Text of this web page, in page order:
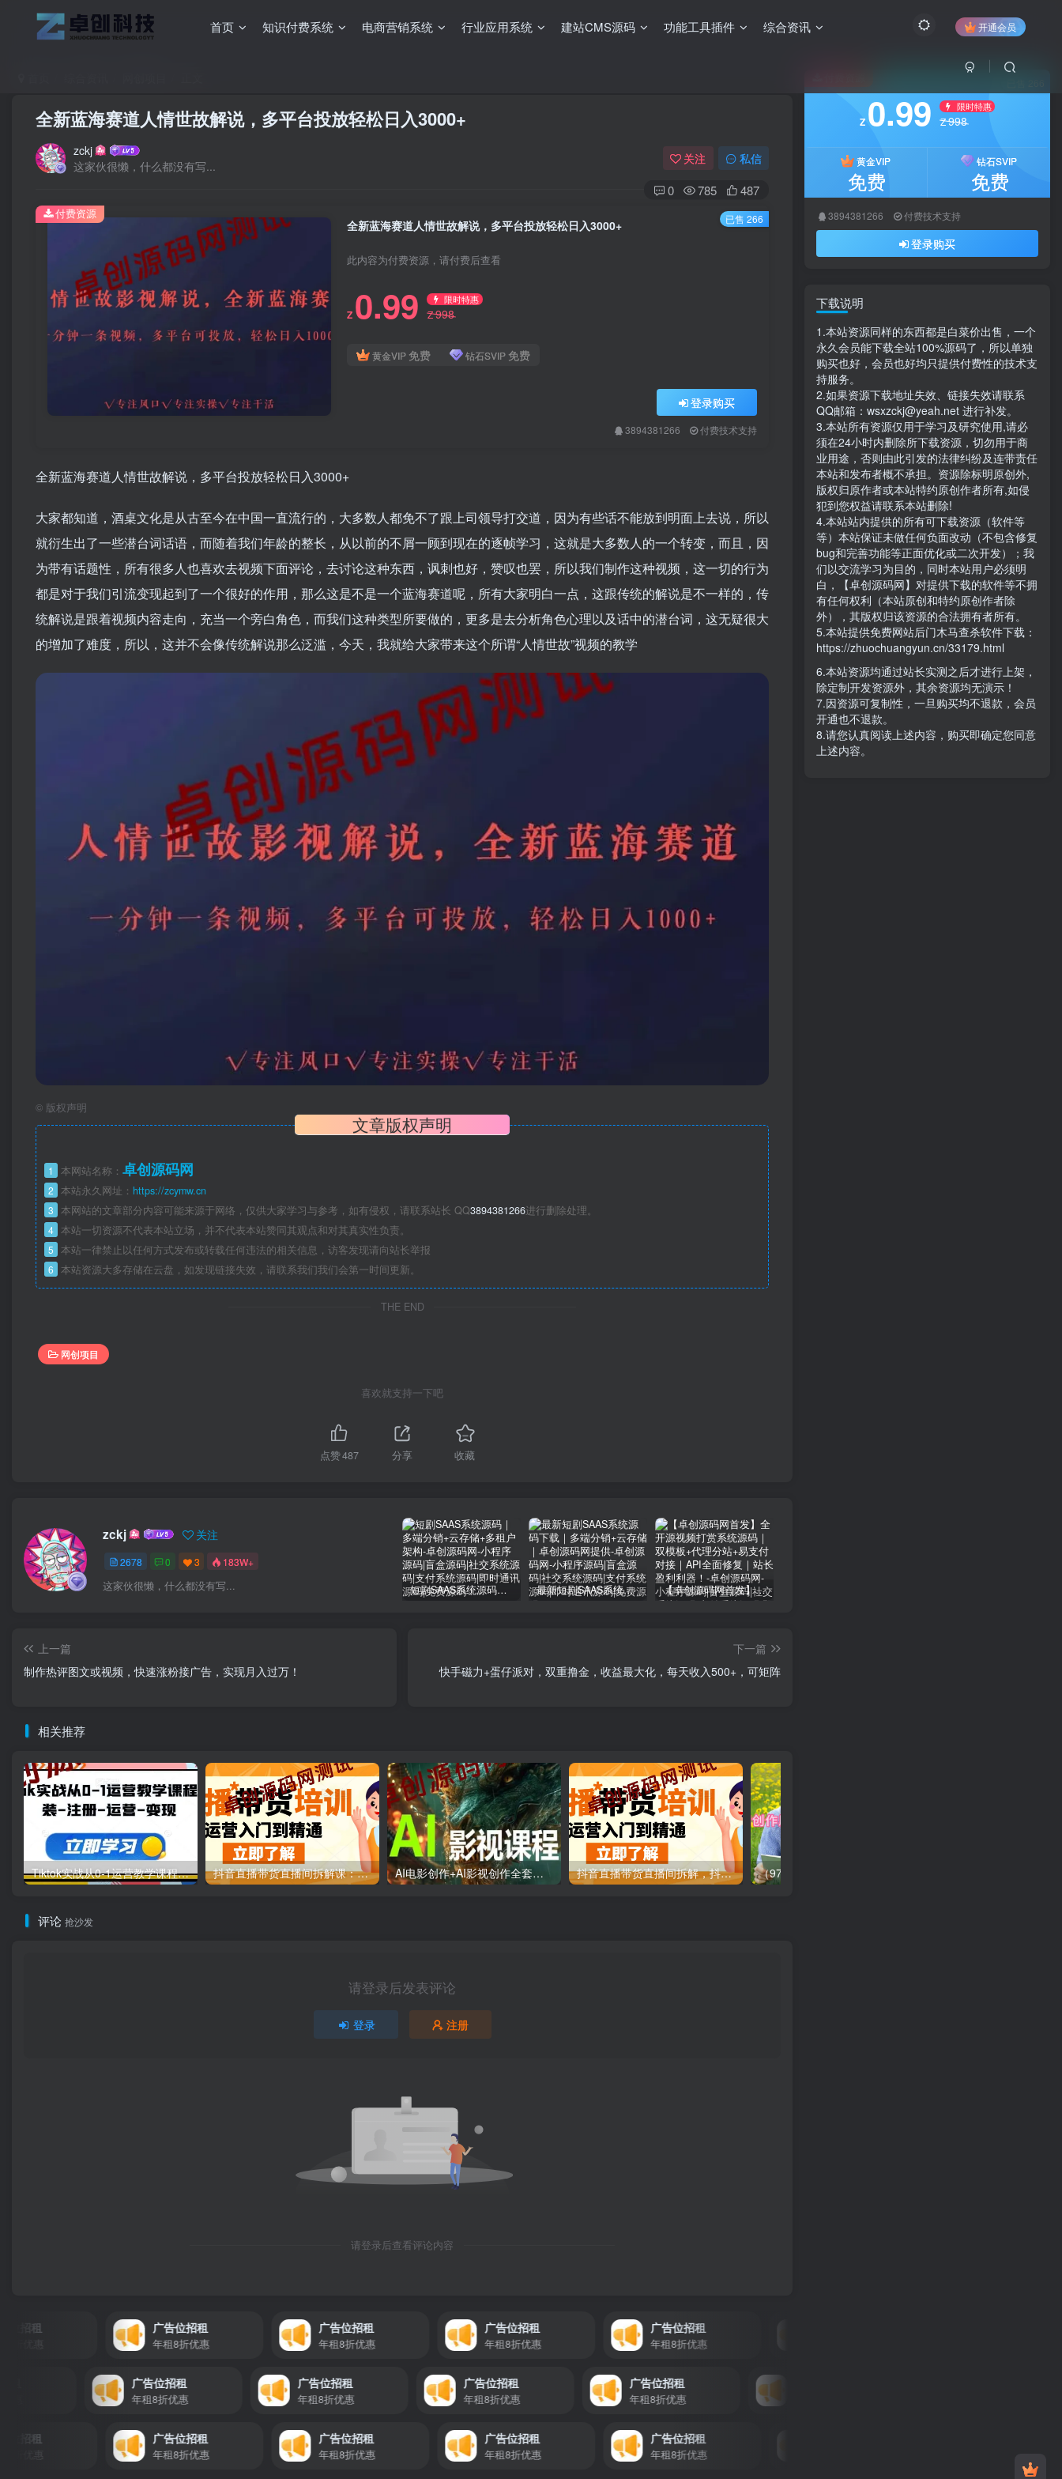
首页 知识付费系统 电商营销系统 行业应用系统 建站CMS源码 功能工具插件 综合资讯 开通会员
全新蓝海赛道人情世故解说，多平台投放轻松日入3000+
zckj
这家伙很懒，什么都没有写...
关注 私信
0 785 487
全新蓝海赛道人情世故解说，多平台投放轻松日入3000+
此内容为付费资源，请付费后查看
Z 0.99 限时特惠
Z998
黄金VIP 免费 钻石SVIP 免费
登录购买
3894381266 付费技术支持
付费资源 已售 266
全新蓝海赛道人情世故解说，多平台投放轻松日入3000+
大家都知道，酒桌文化是从古至今在中国一直流行的，大多数人都免不了跟上司领导打交道，因为有些话不能放到明面上去说，所以
就衍生出了一些潜台词话语，而随着我们年龄的整长，从以前的不屑一顾到现在的逐帧学习，这就是大多数人的一个转变，而且，因
为带有话题性，所有很多人也喜欢去视频下面评论，去讨论这种东西，讽刺也好，赞叹也罢，所以我们制作这种视频，这一切的行为
都是对于我们引流变现起到了一个很好的作用，那么这是不是一个蓝海赛道呢，所有大家明白一点，这跟传统的解说是不一样的，传
统解说是跟着视频内容走向，充当一个旁白角色，而我们这种类型所要做的，更多是去分析角色心理以及话中的潜台词，这无疑很大
的增加了难度，所以，这并不会像传统解说那么泛滥，今天，我就给大家带来这个所谓“人情世故”视频的教学
© 版权声明
文章版权声明
1 本网站名称： 卓创源码网
2 本站永久网址： https://zcymw.cn
3 本网站的文章部分内容可能来源于网络，仅供大家学习与参考，如有侵权，请联系站长 QQ3894381266进行删除处理。
4 本站一切资源不代表本站立场，并不代表本站赞同其观点和对其真实性负责。
5 本站一律禁止以任何方式发布或转载任何违法的相关信息，访客发现请向站长举报
6 本站资源大多存储在云盘，如发现链接失效，请联系我们我们会第一时间更新。
THE END
网创项目
喜欢就支持一下吧
点赞487 分享 收藏
zckj 关注
2678 0 3 183W+
这家伙很懒，什么都没有写... 短剧SAAS系统源码｜多端分销+云存储+多租户架构 最新短剧SAAS系统源码下载｜多端分销+云存储｜卓创源码网提供 【卓创源码网首发】全开源视频打赏系统源码｜双模板+代理分站+易支付对接｜API全面修复｜站长盈利利器！​
上一篇
制作热评图文或视频，快速涨粉接广告，实现月入过万！
下一篇
快手磁力+蛋仔派对，双重撸金，收益最大化，每天收入500+，可矩阵
相关推荐
Tiktok实战从0-1运营教学课程，安装-注册-运营-变现 抖音直播带货直播间拆解课：从起号到稳定运营的系统讲解 AI电影创作+AI影视创作全套课程：ChatGPT分镜/Midjourney概念图/Runway动态镜头/Topaz画质提升 抖音直播带货直播间拆解，抖运营从入门到精通，普通人谋生最有效技能
评论 抢沙发
请登录后发表评论
登录 注册
请登录后查看评论内容
广告位招租
年租8折优惠
广告位招租
年租8折优惠
广告位招租
年租8折优惠
广告位招租
年租8折优惠
广告位招租
年租8折优惠
广告位招租
年租8折优惠
广告位招租
年租8折优惠
广告位招租
年租8折优惠
广告位招租
年租8折优惠
广告位招租
年租8折优惠
广告位招租
年租8折优惠
广告位招租
年租8折优惠
Z 0.99 限时特惠
Z998
黄金VIP
免费
钻石SVIP
免费
3894381266 付费技术支持
登录购买
下载说明
1.本站资源同样的东西都是白菜价出售，一个
永久会员能下载全站100%源码了，所以单独
购买也好，会员也好均只提供付费性的技术支
持服务。
2.如果资源下载地址失效、链接失效请联系
QQ邮箱：wsxzckj@yeah.net 进行补发。
3.本站所有资源仅用于学习及研究使用,请必
须在24小时内删除所下载资源，切勿用于商
业用途，否则由此引发的法律纠纷及连带责任
本站和发布者概不承担。资源除标明原创外,
版权归原作者或本站特约原创作者所有,如侵
犯到您权益请联系本站删除!
4.本站站内提供的所有可下载资源（软件等
等）本站保证未做任何负面改动（不包含修复
bug和完善功能等正面优化或二次开发）；我
们以交流学习为目的，同时本站用户必须明
白，【卓创源码网】对提供下载的软件等不拥
有任何权利（本站原创和特约原创作者除
外），其版权归该资源的合法拥有者所有。
5.本站提供免费网站后门木马查杀软件下载：
https://zhuochuangyun.cn/33179.html
6.本站资源均通过站长实测之后才进行上架，
除定制开发资源外，其余资源均无演示！
7.因资源可复制性，一旦购买均不退款，会员
开通也不退款。
8.请您认真阅读上述内容，购买即确定您同意
上述内容。